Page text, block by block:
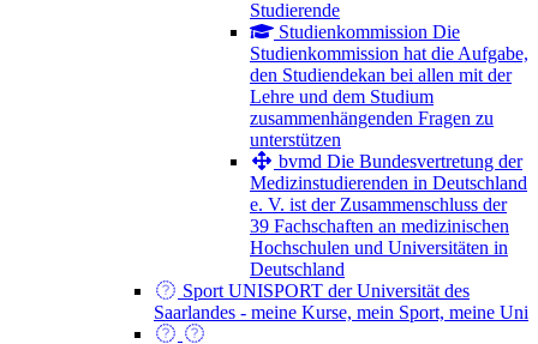
Studierende
Studienkommission Die
Studienkommission hat die Aufgabe,
den Studiendekan bei allen mit der
Lehre und dem Studium
zusammenhängenden Fragen zu
unterstützen
bvmd Die Bundesvertretung der
Medizinstudierenden in Deutschland
e. V. ist der Zusammenschluss der
39 Fachschaften an medizinischen
Hochschulen und Universitäten in
Deutschland
Sport UNISPORT der Universität des
Saarlandes - meine Kurse, mein Sport, meine Uni